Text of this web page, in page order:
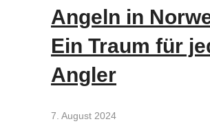
Angeln in
Ein Traum für
Angler
7. August 2024